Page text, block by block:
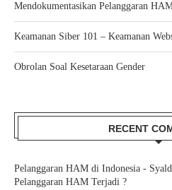
Mendokumentasikan Pelanggaran
Keamanan Siber 101 – Keamanan
Obrolan Soal Kesetaraan Gender
RECENT
Pelanggaran HAM di Indonesia -
Pelanggaran HAM Terjadi ?